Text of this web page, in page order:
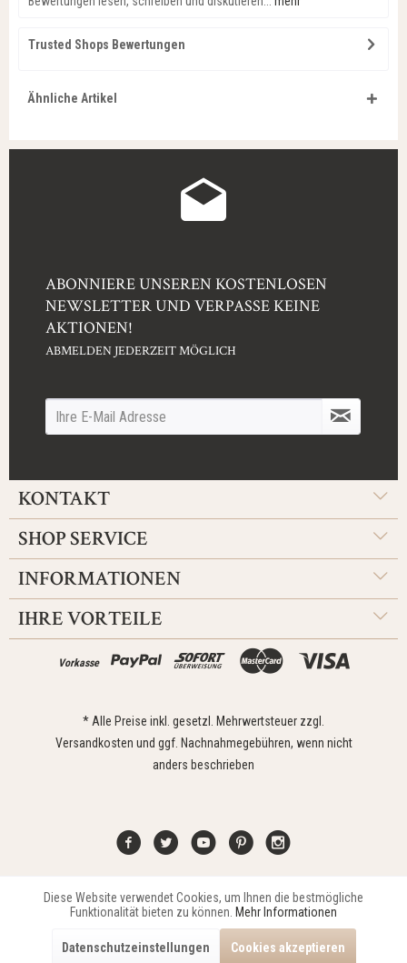
Trusted Shops Bewertungen
Ähnliche Artikel
ABONNIERE UNSEREN KOSTENLOSEN
NEWSLETTER UND VERPASSE KEINE
AKTIONEN!
ABMELDEN JEDERZEIT MÖGLICH
KONTAKT
SHOP SERVICE
INFORMATIONEN
IHRE VORTEILE
Vorkasse
* Alle Preise inkl. gesetzl. Mehrwertsteuer zzgl.
Versandkosten und ggf. Nachnahmegebühren, wenn nicht
anders beschrieben
Kontakt Widerrufsrecht Impressum Versand Datenschutz
Copyright © 2021 Edona Design GmbH // DesignDupp GmbH
Funktionale Aktiv
Aktiv
Diese Website verwendet Cookies, um Ihnen die bestmögliche
Funktionalität bieten zu können. Mehr Informationen
Datenschutzeinstellungen Cookies akzeptieren